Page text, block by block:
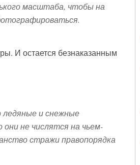
масштаба, чтобы на
И остается безнаказанным
ледяные и снежные
не числятся на чьем-
стражи правопорядка